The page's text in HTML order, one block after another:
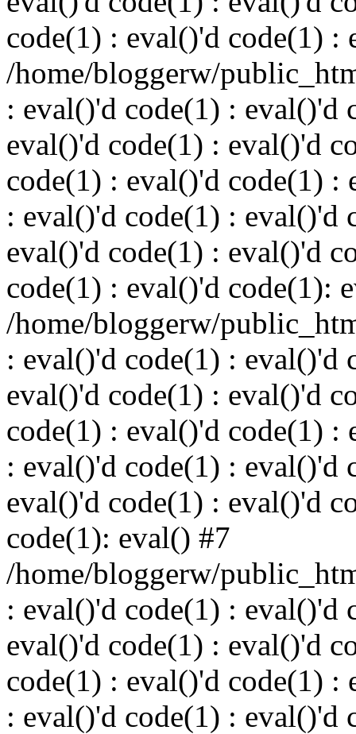
code(1) : eval()'d code(1) :
/home/bloggerw/
: eval()'d code(1) : eval()'d
eval()'d code(1) : eval()'d
code(1) : eval()'d code(1) :
: eval()'d code(1) : eval()'d
eval()'d code(1) : eval()'d
code(1) : eval()'d code(1):
/home/bloggerw/
: eval()'d code(1) : eval()'d
eval()'d code(1) : eval()'d
code(1) : eval()'d code(1) :
: eval()'d code(1) : eval()'d
eval()'d code(1) : eval()'d
code(1): eval() #7
/home/bloggerw/
: eval()'d code(1) : eval()'d
eval()'d code(1) : eval()'d
code(1) : eval()'d code(1) :
: eval()'d code(1) : eval()'d